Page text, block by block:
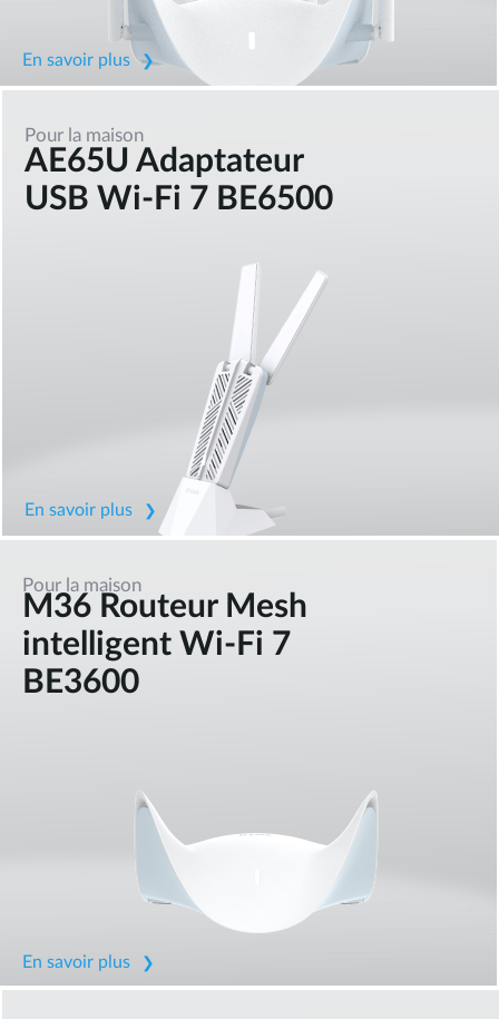
En savoir plus
Pour la maison
AE65U Adaptateur
USB Wi-Fi 7 BE6500
En savoir plus
Pour la maison
M36 Routeur Mesh
intelligent Wi-Fi 7
BE3600
En savoir plus